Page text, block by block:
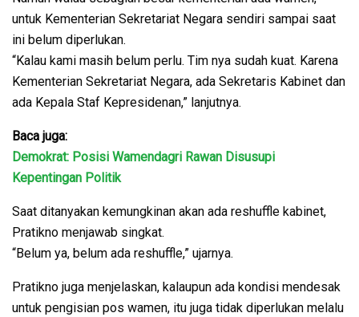
untuk Kementerian Sekretariat Negara sendiri sampai saat
ini belum diperlukan.
“Kalau kami masih belum perlu. Tim nya sudah kuat. Karena
Kementerian Sekretariat Negara, ada Sekretaris Kabinet dan
ada Kepala Staf Kepresidenan,” lanjutnya.
Baca juga:
Demokrat: Posisi Wamendagri Rawan Disusupi
Kepentingan Politik
Saat ditanyakan kemungkinan akan ada reshuffle kabinet,
Pratikno menjawab singkat.
“Belum ya, belum ada reshuffle,” ujarnya.
Pratikno juga menjelaskan, kalaupun ada kondisi mendesak
untuk pengisian pos wamen, itu juga tidak diperlukan melalu